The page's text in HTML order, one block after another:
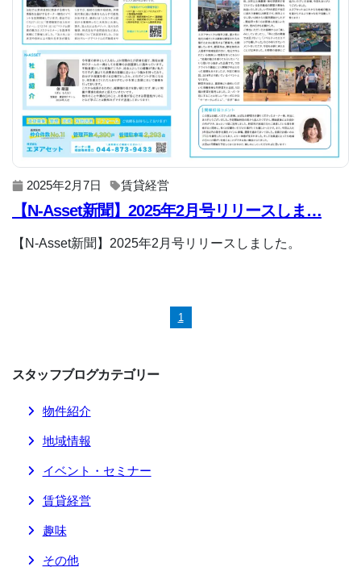
2025年2月7日 賃貸経営
【N-Asset新聞】2025年2月号リリースしま…
【N-Asset新聞】2025年2月号リリースしました。
1
スタッフブログカテゴリー
物件紹介
地域情報
イベント・セミナー
賃貸経営
趣味
その他